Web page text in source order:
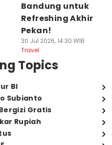
Bandung untuk
Refreshing Akhir
Pekan!
30 Jul 2026, 14:30 WIB
Travel
Topics
BI
Subianto
Gratis
Rupiah